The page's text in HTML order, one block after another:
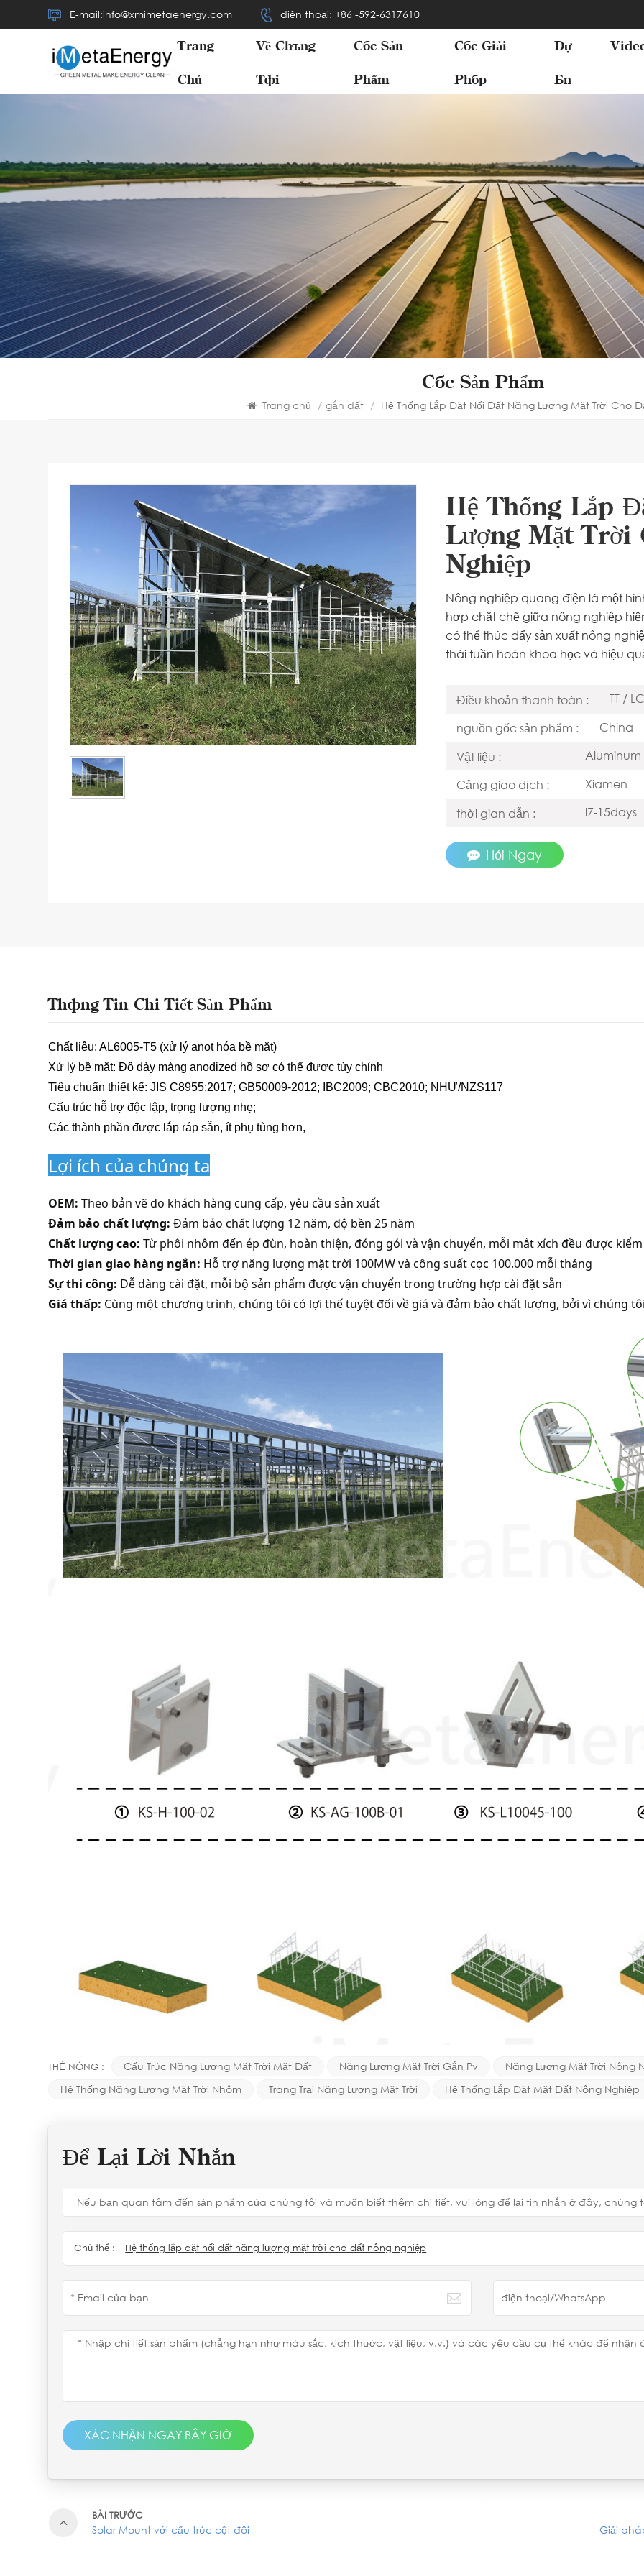
E-mail:info@xmimetaenergy.com điện thoại: +86 -592-6317610
Trang
Chủ
Về Chúng
Tôi
Các Sản
Phẩm
Các Giải
Pháp
Dự
Án
Các Sản Phẩm
Trang chủ / gắn đất / Hệ Thống Lắp Đặt Nối Đất Năng Lượng Mặt Trời Cho
Hệ Thống Lắp
Lượng Mặt
Nghiệp
Nông nghiệp quang điện là một
hợp chặt chẽ giữa nông nghiệp
có thể thúc đẩy sản xuất nông
thái tuần hoàn khoa học và hiệu
Điều khoản thanh toán :
TT / LC
nguồn gốc sản phẩm :
China
Vật liệu :
Aluminum
Cảng giao dịch :
Xiamen
thời gian dẫn :
l7-15days
Hỏi Ngay
Thông Tin Chi Tiết Sản Phẩm
Chất liệu: AL6005-T5 (xử lý anot hóa bề mặt)
Xử lý bề mặt: Độ dày màng anodized hồ sơ có thể được tùy chỉnh
Tiêu chuẩn thiết kế:JIS C8955:2017;GB50009-2012; IBC2009;CBC2010; NHƯ/NZS117
Cấu trúc hỗ trợ độc lập, trọng lượng nhẹ;
Các thành phần được lắp ráp sẵn, ít phụ tùng hơn,
Lợi ích của chúng ta
OEM:Theo bản vẽ do khách hàng cung cấp, yêu cầu sản xuất
Đảm bảo chất lượng:Đảm bảo chất lượng 12 năm, độ bền 25 năm
Chất lượng cao:Từ phôi nhôm đến ép đùn, hoàn thiện, đóng gói và vận chuyển, mỗi mắt xích đều được
Thời gian giao hàng ngắn: Hỗ trợ năng lượng mặt trời 100MW và công suất cọc 100.000 mỗi tháng
Sự thi công: Dễ dàng cài đặt, mỗi bộ sản phẩm được vận chuyển trong trường hợp cài đặt sẵn
Giá thấp: Cùng một chương trình, chúng tôi có lợi thế tuyệt đối về giá và đảm bảo chất lượng, bởi vì chúng
THẺ NÓNG : Cấu Trúc Năng Lượng Mặt Trời Mặt Đất Năng Lượng Mặt Trời Gắn Pv Năng Lượng Mặt Trời Nông
Hệ Thống Năng Lượng Mặt Trời Nhôm
Trang Trại Năng Lượng Mặt Trời Hệ Thống Lắp Đặt Mặt Đất Nông Nghiệp
Để Lại Lời Nhắn
Nếu bạn quan tâm đến sản phẩm của chúng tôi và muốn biết thêm chi tiết, vui lòng để lại tin nhắn ở đây, chúng
Chủ thể : Hệ thống lắp đặt nối đất năng lượng mặt trời cho đất nông nghiệp
XÁC NHẬN NGAY BÂY GIỜ
BÀI TRƯỚC
Solar Mount với cấu trúc cột đôi Giải